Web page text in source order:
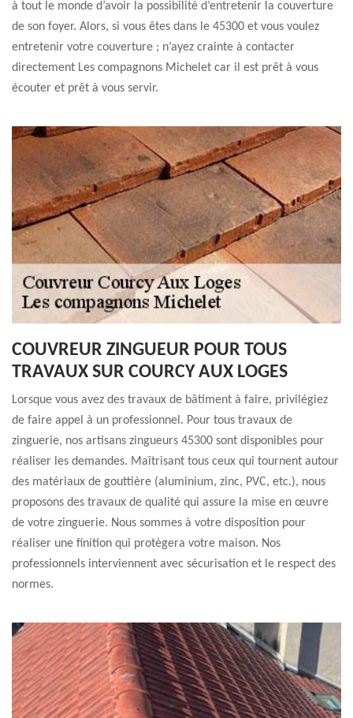
à tout le monde d’avoir la possibilité d’entretenir la couverture
de son foyer. Alors, si vous êtes dans le 45300 et vous voulez
entretenir votre couverture ; n’ayez crainte à contacter
directement Les compagnons Michelet car il est prêt à vous
écouter et prêt à vous servir.
COUVREUR ZINGUEUR POUR TOUS
TRAVAUX SUR COURCY AUX LOGES
Lorsque vous avez des travaux de bâtiment à faire, privilégiez
de faire appel à un professionnel. Pour tous travaux de
zinguerie, nos artisans zingueurs 45300 sont disponibles pour
réaliser les demandes. Maîtrisant tous ceux qui tournent autour
des matériaux de gouttière (aluminium, zinc, PVC, etc.), nous
proposons des travaux de qualité qui assure la mise en œuvre
de votre zinguerie. Nous sommes à votre disposition pour
réaliser une finition qui protègera votre maison. Nos
professionnels interviennent avec sécurisation et le respect des
normes.